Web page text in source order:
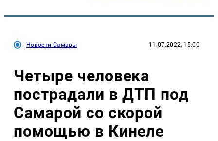
Новости Самары 11.07.2022, 15:00
Четыре человека
пострадали в ДТП под
Самарой со скорой
помощью в Кинеле